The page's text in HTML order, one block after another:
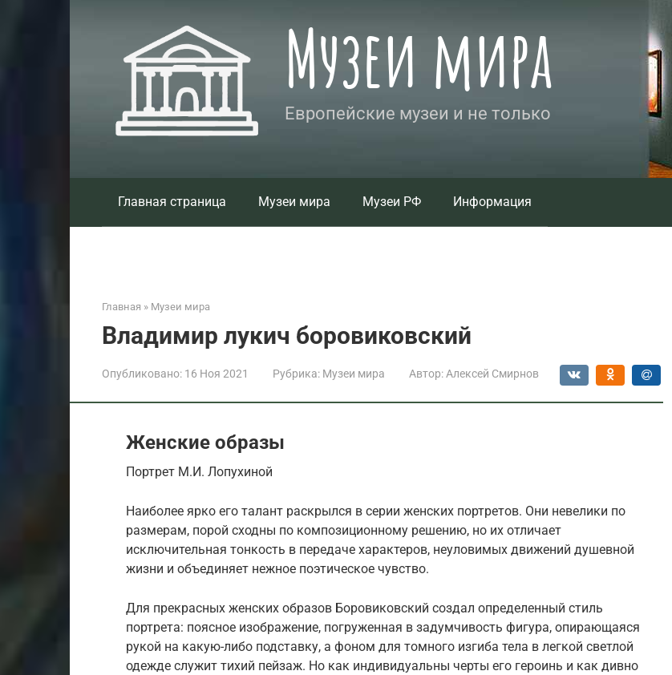
Музеи мира
Европейские музеи и не только
Главная страница Музеи мира Музеи РФ Информация
Главная » Музеи мира
Владимир лукич боровиковский
Опубликовано: 16 Ноя 2021 Рубрика: Музеи мира Автор: Алексей Смирнов
Женские образы
Портрет М.И. Лопухиной
Наиболее ярко его талант раскрылся в серии женских портретов. Они невелики по
размерам, порой сходны по композиционному решению, но их отличает
исключительная тонкость в передаче характеров, неуловимых движений душевной
жизни и объединяет нежное поэтическое чувство.
Для прекрасных женских образов Боровиковский создал определенный стиль
портрета: поясное изображение, погруженная в задумчивость фигура, опирающаяся
рукой на какую-либо подставку, а фоном для томного изгиба тела в легкой светлой
одежде служит тихий пейзаж. Но как индивидуальны черты его героинь и как дивно